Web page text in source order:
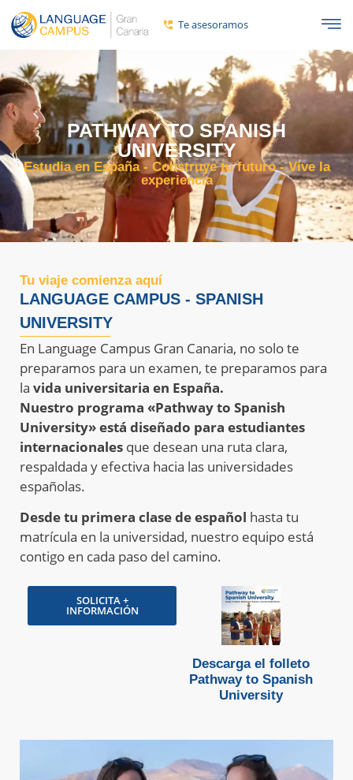
contenido
Te asesoramos
PATHWAY TO SPANISH
UNIVERSITY
Estudia en España - Construye tu futuro - Vive la
experiencia
Tu viaje comienza aquí
LANGUAGE CAMPUS - SPANISH
UNIVERSITY
En Language Campus Gran Canaria, no solo te
preparamos para un examen, te preparamos para
la vida universitaria en España.
Nuestro programa «Pathway to Spanish
University»está diseñado para estudiantes
internacionales que desean una ruta clara,
respaldada y efectiva hacia las universidades
españolas.
Desde tu primera clase de español hasta tu
matrícula en la universidad, nuestro equipo está
contigo en cada paso del camino.
SOLICITA +
INFORMACIÓN
Descarga el folleto
Pathway to Spanish
University